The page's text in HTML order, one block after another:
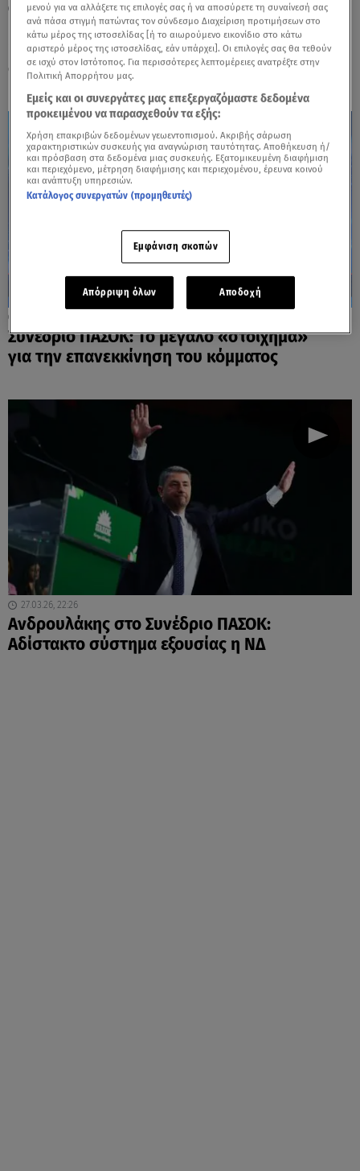
29.03.26, 15:50
ΠΑΣΟΚ: Ομόφωνη αλλαγή του
καταστατικού - Τι αποφασίστηκε στο
συνέδριο
Συνέδριο ΠΑΣΟΚ: To μεγάλο «στοίχημα»
για την επανεκκίνηση του κόμματος
27.03.26, 22:26
Ανδρουλάκης στο Συνέδριο ΠΑΣΟΚ:
Αδίστακτο σύστημα εξουσίας η ΝΔ
μενού για να αλλάξετε τις επιλογές σας ή να αποσύρετε τη συναίνεσή σας
ανά πάσα στιγμή πατώντας τον σύνδεσμο Διαχείριση προτιμήσεων στο
κάτω μέρος της ιστοσελίδας [ή το αιωρούμενο εικονίδιο στο κάτω
αριστερό μέρος της ιστοσελίδας, εάν υπάρχει]. Οι επιλογές σας θα τεθούν
σε ισχύ στον Ιστότοπος. Για περισσότερες λεπτομέρειες ανατρέξτε στην
Πολιτική Απορρήτου μας.
Εμείς και οι συνεργάτες μας επεξεργαζόμαστε δεδομένα
προκειμένου να παρασχεθούν τα εξής:
Χρήση επακριβών δεδομένων γεωεντοπισμού. Ακριβής σάρωση
χαρακτηριστικών συσκευής για αναγνώριση ταυτότητας. Αποθήκευση ή/
και πρόσβαση στα δεδομένα μιας συσκευής. Εξατομικευμένη διαφήμιση
και περιεχόμενο, μέτρηση διαφήμισης και περιεχομένου, έρευνα κοινού
και ανάπτυξη υπηρεσιών.
Κατάλογος συνεργατών (προμηθευτές)
Εμφάνιση σκοπών
Απόρριψη όλων Αποδοχή